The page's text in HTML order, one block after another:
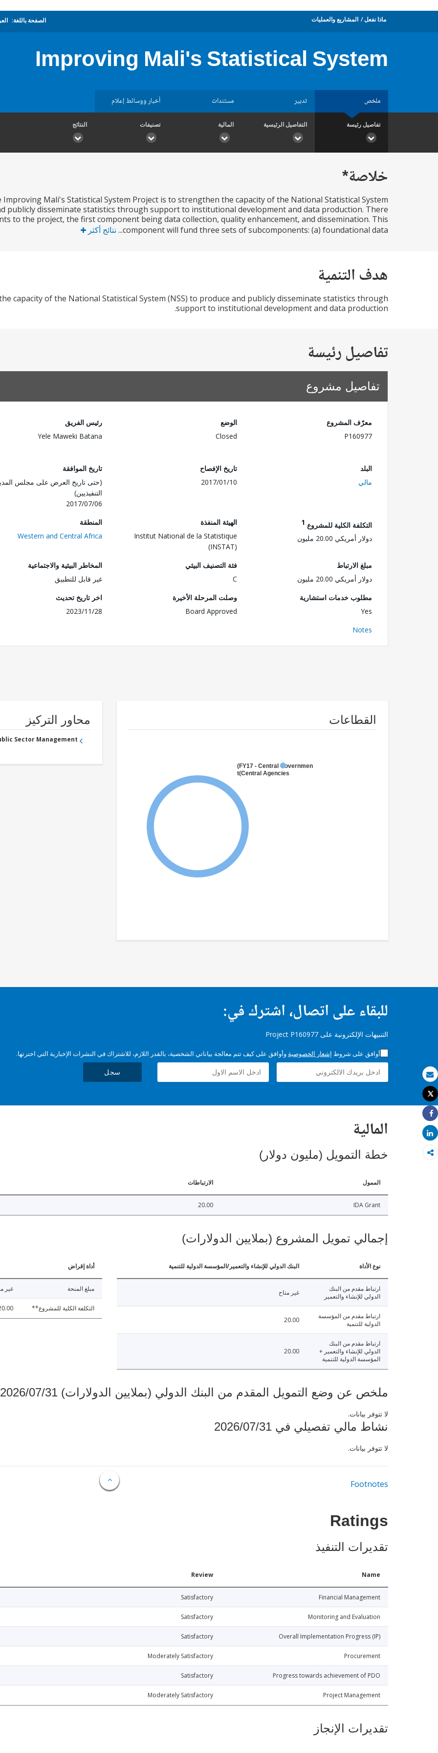
بريد الكتروني
طباعة
Tweet
Share
Share
ماذا نفعل المشاريع والعمليات الصفحة باللغة:
Improving Mali's Statistical System
ملخص تدبير مستندات أخبار ووسائط إعلام
تفاصيل رئيسة التفاصيل الرئيسية المالية تصنيفات النتائج
خلاصة*
Mali's Statistical System Project is to strengthen the capacity of the National Statistical System
publicly disseminate statistics through support to institutional development and data production. There
to the project, the first component being data collection, quality enhancement, and dissemination. This
component will fund three sets of subcomponents: (a) foundational data...
نتائج أكثر
هدف التنمية
capacity of the National Statistical System (NSS) to produce and publicly disseminate statistics through
support to institutional development and data production.
تفاصيل رئيسة
تفاصيل مشروع
معرّف المشروع
P160977
الوضع
Closed
رئيس الفريق
Yele Maweki Batana
البلد
مالي
تاريخ الإفصاح
2017/01/10
تاريخ الموافقة
(حتى تاريخ العرض على مجلس
التنفيذيين)
2017/07/06
التكلفة الكلية للمشروع 1
دولار أمريكي 20.00 مليون
الهيئة المنفذة
Institut National de la Statistique
(INSTAT)
المنطقة
Western and Central Africa
مبلغ الارتباط
دولار أمريكي 20.00 مليون
فئة التصنيف البيئي
C
المخاطر البيئية والاجتماعية
غير قابل للتطبيق
مطلوب خدمات استشارية
Yes
وصلت المرحلة الأخيرة
Board Approved
اخر تاريخ تحديث
2023/11/28
Notes
القطاعات
FY17 - Central Government
(Central Agencies
)
محاور التركيز
Sector Management
للبقاء على اتصال، اشترك في:
التنبيهات الإلكترونية على Project P160977
أوافق على شروط إشعار الخصوصية وأوافق على كيف تتم معالجة بياناتي الشخصية، بالقدر اللازم، للاشتراك في النشرات الإخبارية التي اخترتها.
سجل
المالية
خطة التمويل (مليون دولار)
الممول الارتباطات
IDA Grant
20.00
إجمالي تمويل المشروع (بملايين الدولارات)
نوع الأداة البنك الدولي للإنشاء والتعمير/المؤسسة الدولية للتنمية
ارتباط مقدم من البنك
الدولي للإنشاء والتعمير
غير متاح
ارتباط مقدم من المؤسسة
الدولية للتنمية
20.00
ارتباط مقدم من البنك
الدولي للإنشاء والتعمير +
المؤسسة الدولية للتنمية
20.00
أداة إقراض
مبلغ المنحة غير
التكلفة الكلية للمشروع**
ملخص عن وضع التمويل المقدم من البنك الدولي (بملايين الدولارات) 2026/07/31
لا تتوفر بيانات.
نشاط مالي تفصيلي في 2026/07/31
لا تتوفر بيانات.
Footnotes
Ratings
تقديرات التنفيذ
Name
Review
Financial Management
Satisfactory
Monitoring and Evaluation
Satisfactory
Overall Implementation Progress (IP)
Satisfactory
Procurement
Moderately Satisfactory
Progress towards achievement of PDO
Satisfactory
Project Management
Moderately Satisfactory
تقديرات الإنجاز